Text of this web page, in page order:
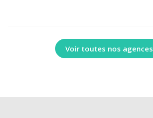
Voir toutes nos agences